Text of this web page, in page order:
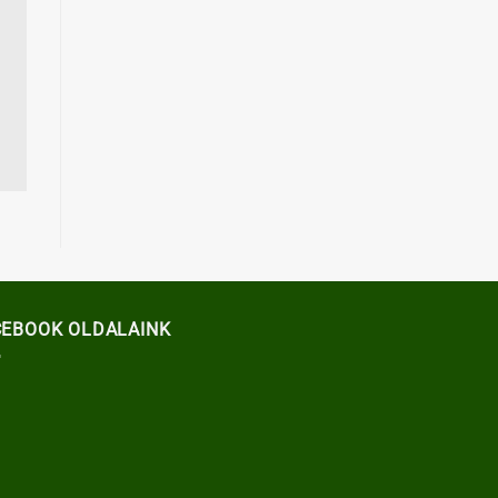
OLDALAINK